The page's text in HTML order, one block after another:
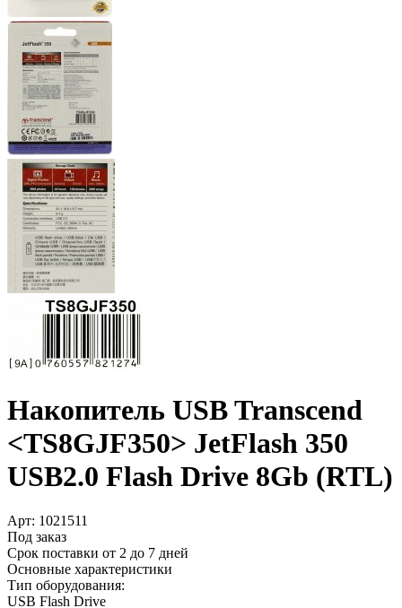
Накопитель USB Transcend
<TS8GJF350> JetFlash 350
USB2.0 Flash Drive 8Gb (RTL)
Арт: 1021511
Под заказ
Срок поставки от 2 до 7 дней
Основные характеристики
Тип оборудования:
USB Flash Drive